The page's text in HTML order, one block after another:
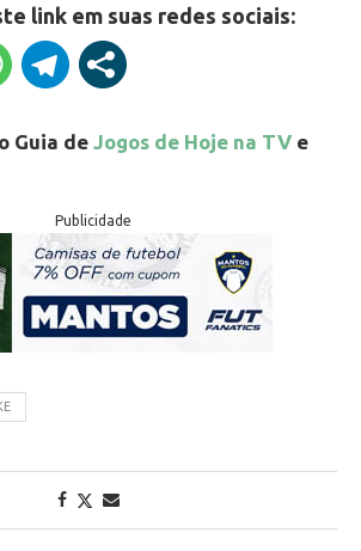
link em suas redes sociais:
Guia de Jogos de Hoje na TV e
Publicidade